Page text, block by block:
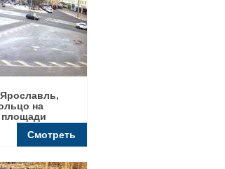
на
Смотреть